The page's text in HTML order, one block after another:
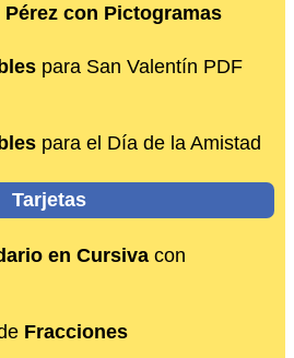
Pérez con Pictogramas
para San Valentín PDF
para el Día de la Amistad
Tarjetas
en Cursiva con
Fracciones